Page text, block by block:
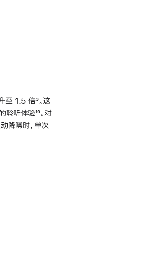
至 1.5 倍脚
注
³。这
聆听体验脚
注
¹⁹。对
降噪时，单次